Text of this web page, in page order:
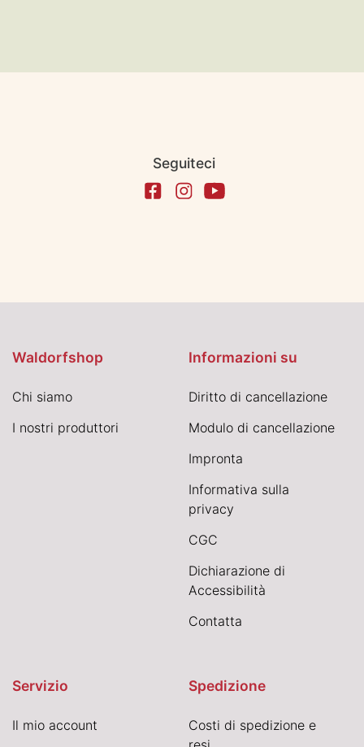
Seguiteci
Waldorfshop
Chi siamo
I nostri produttori
Informazioni su
Diritto di cancellazione
Modulo di cancellazione
Impronta
Informativa sulla
privacy
CGC
Dichiarazione di
Accessibilità
Contatta
Servizio
Il mio account
Spedizione
Costi di spedizione e